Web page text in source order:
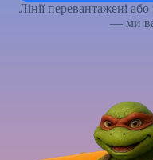
Лінії перевантажені
— ми